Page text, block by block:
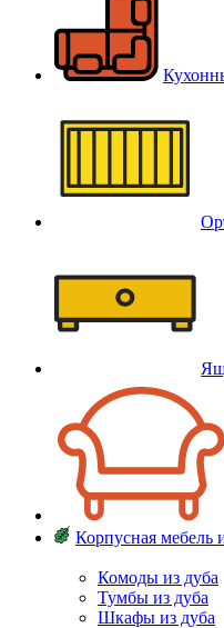
Корпусная мебель
Комоды из дуба
Тумбы из дуба
Шкафы из дуба